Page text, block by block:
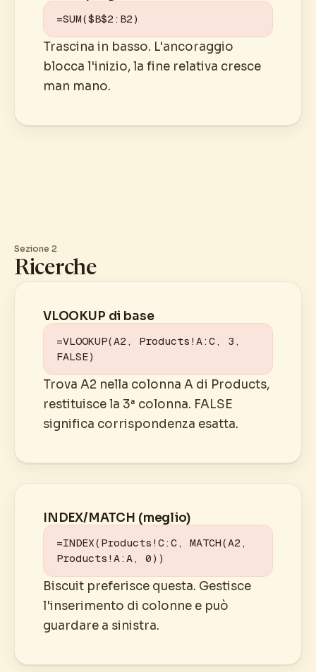
=SUM($B$2:B2)
Trascina in basso. L'ancoraggio
blocca l'inizio, la fine relativa cresce
man mano.
Sezione 2
Ricerche
VLOOKUP di base
=VLOOKUP(A2, Products!A:C, 3,
FALSE)
Trova A2 nella colonna A di Products,
restituisce la 3ª colonna. FALSE
significa corrispondenza esatta.
INDEX/MATCH (meglio)
=INDEX(Products!C:C, MATCH(A2,
Products!A:A, 0))
Biscuit preferisce questa. Gestisce
l'inserimento di colonne e può
guardare a sinistra.